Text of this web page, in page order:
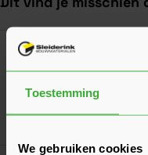
Toestemming
We gebruiken cookies
Navigeren door de
Druk om carrousel over te
Druk op om naar
Zwart
12,88